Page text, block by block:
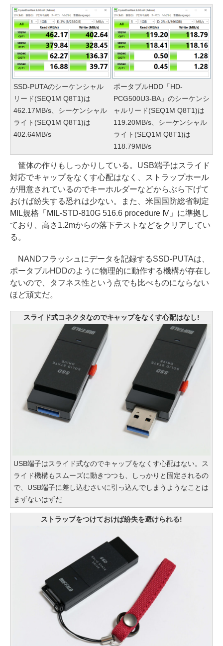
SSD-PUTAのシーケンシャル
リード(SEQ1M Q8T1)は
462.17MB/s、シーケンシャル
ライト(SEQ1M Q8T1)は
402.64MB/s
ポータブルHDD「HD-
PCG500U3-BA」のシーケンシ
ャルリード(SEQ1M Q8T1)は
119.20MB/s、シーケンシャル
ライト(SEQ1M Q8T1)は
118.79MB/s
筐体の作りもしっかりしている。USB端子はスライド
対応でキャップをなくす心配はなく、ストラップホール
が用意されているのでキーホルダーなどからぶら下げて
おけば紛失する恐れは少ない。また、米国国防総省制定
MIL規格「MIL-STD-810G 516.6 procedure IV」に準拠し
ており、高さ1.2mからの落下テストなどをクリアしてい
る。
NANDフラッシュにデータを記録するSSD-PUTAは、
ポータブルHDDのように物理的に動作する機構が存在し
ないので、タフネス性という点でも比べものにならない
ほど頑丈だ。
スライド式コネクタなのでキャップをなくす心配はなし!
USB端子はスライド式なのでキャップをなくす心配はない。ス
ライド機構もスムーズに動きつつも、しっかりと固定されるの
で、USB端子に差し込むさいに引っ込んでしまうようなことは
まずないはずだ
ストラップをつけておけば紛失を避けられる!